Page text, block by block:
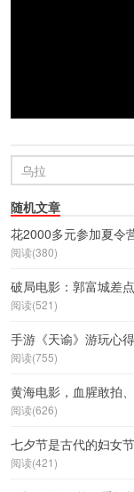
随机文章
花2000多元参加夏令
阅读(380)
破局电影：郭富城差
阅读(521)
手游《天谕》游玩心
阅读(755)
黄海电影，血腥敢拍
阅读(626)
七夕节是古代的妇女
阅读(421)